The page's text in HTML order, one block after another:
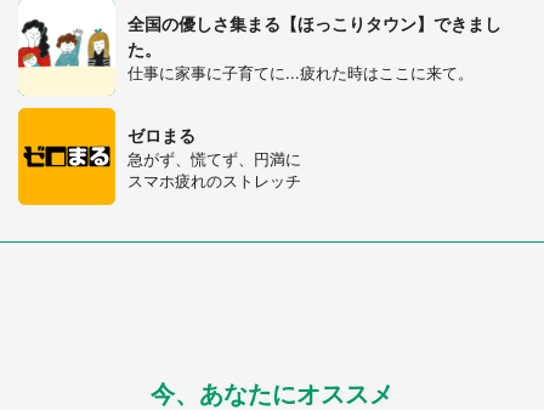
全国の優しさ集まる【ほっこりタウン】できまし
た。
仕事に家事に子育てに...疲れた時はここに来て。
ゼロまる
急がず、慌てず、円満に
スマホ疲れのストレッチ
今、あなたにオススメ